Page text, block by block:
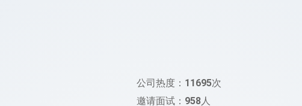
公司热度： 11695次
邀请面试： 958人